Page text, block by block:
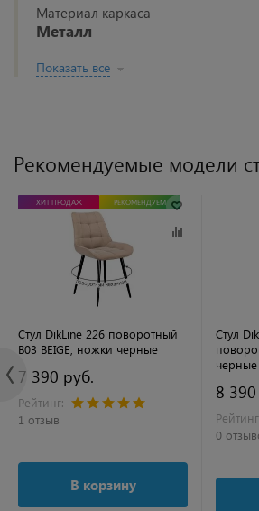
Материал каркаса
Металл
Показать все
Рекомендуемые модели
ХИТ ПРОДАЖ РЕКОМЕНДУЕМ
Стул DikLine 226 поворотный
B03 BEIGE, ножки черные
7 390 руб.
Рейтинг:
1 отзыв
В корзину
Стул
черные
8
0